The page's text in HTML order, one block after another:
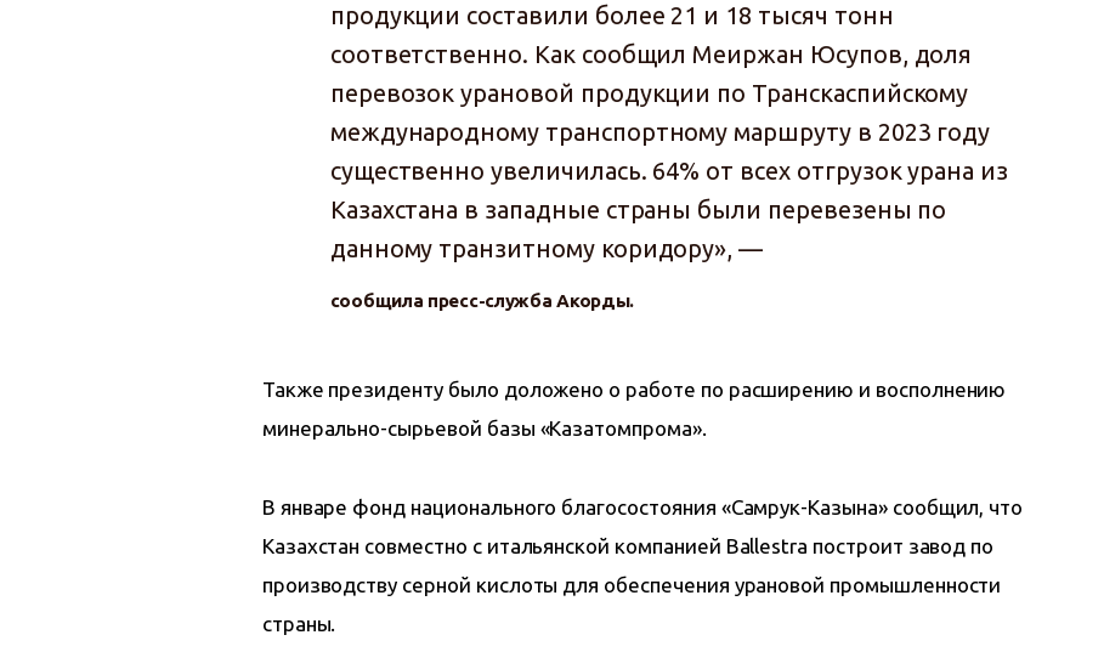
продукции составили более 21 и 18 тысяч тонн
соответственно. Как сообщил Меиржан Юсупов, доля
перевозок урановой продукции по Транскаспийскому
международному транспортному маршруту в 2023 году
существенно увеличилась. 64% от всех отгрузок урана из
Казахстана в западные страны были перевезены по
данному транзитному коридору», —
сообщила пресс-служба Акорды.
Также президенту было доложено о работе по расширению и восполнению
минерально-сырьевой базы «Казатомпрома».
В январе фонд национального благосостояния «Самрук-Казына» сообщил, что
Казахстан совместно с итальянской компанией Ballestra построит завод по
производству серной кислоты для обеспечения урановой промышленности
страны.